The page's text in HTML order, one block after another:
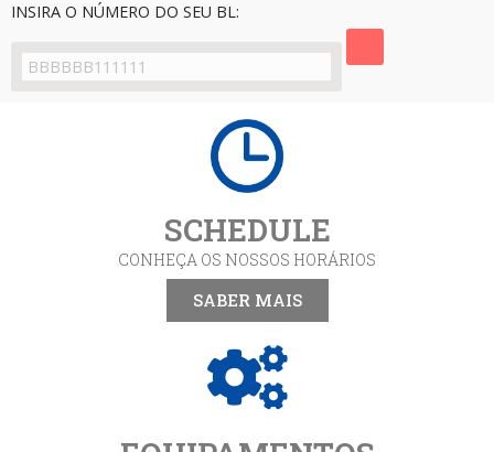
INSIRA O NÚMERO DO SEU BL:
SCHEDULE
CONHEÇA OS NOSSOS HORÁRIOS
SABER MAIS